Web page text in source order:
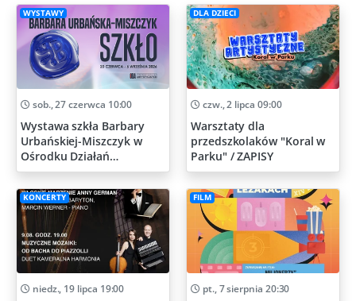
WYSTAWY
sob., 27 czerwca 10:00
Wystawa szkła Barbary
Urbańskiej-Miszczyk w
Ośrodku Działań
Artystycznych
DLA DZIECI
czw., 2 lipca 09:00
Warsztaty dla
przedszkolaków "Koral w
Parku" / ZAPISY
KONCERTY
niedz., 19 lipca 19:00
FILM
pt., 7 sierpnia 20:30